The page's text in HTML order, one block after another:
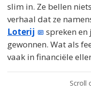
slim in. Ze bellen
verhaal dat ze
Loterij
spreken
gewonnen. Wat als
vaak in financiële
Scroll